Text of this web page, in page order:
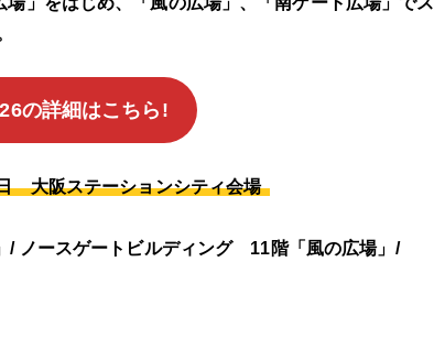
の詳細はこちら!
大阪ステーションシティ会場
/ ノースゲートビルディング 11階「風の広場」/